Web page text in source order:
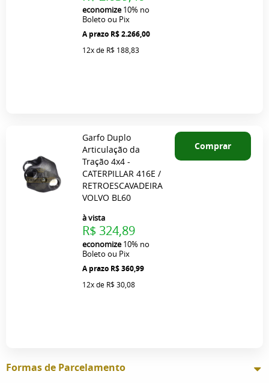
R$ 2.266,00
economize10% no
Boleto ou Pix
12xde R$ 188,83
Garfo Duplo
Articulação da
Tração 4x4 -
CATERPILLAR 416E /
RETROESCAVADEIRA
VOLVO BL60
R$ 360,99
à vista
R$ 324,89
economize10% no
Boleto ou Pix
12xde R$ 30,08
Comprar
Formas de Parcelamento